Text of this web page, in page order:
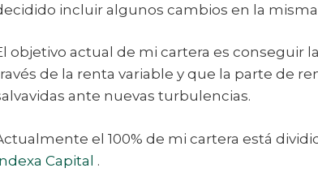
incluir algunos cambios en la
objetivo actual de mi cartera es conseguir
de la renta variable y que la parte de
ante nuevas turbulencias.
el 100% de mi cartera está
Capital .